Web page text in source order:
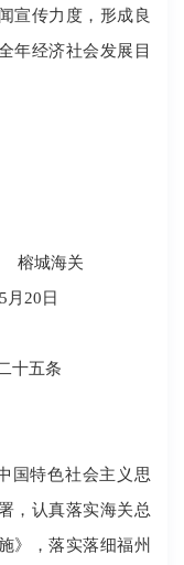
宣传力度，形成良
年经济社会发展目
榕城海关
5 月 20日
十五条
国特色社会主义思
，认真落实海关总
》，落实落细福州